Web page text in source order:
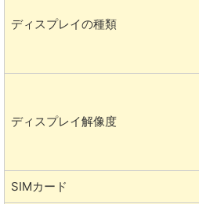
ディスプレイの種類
ディスプレイ解像度
SIMカード